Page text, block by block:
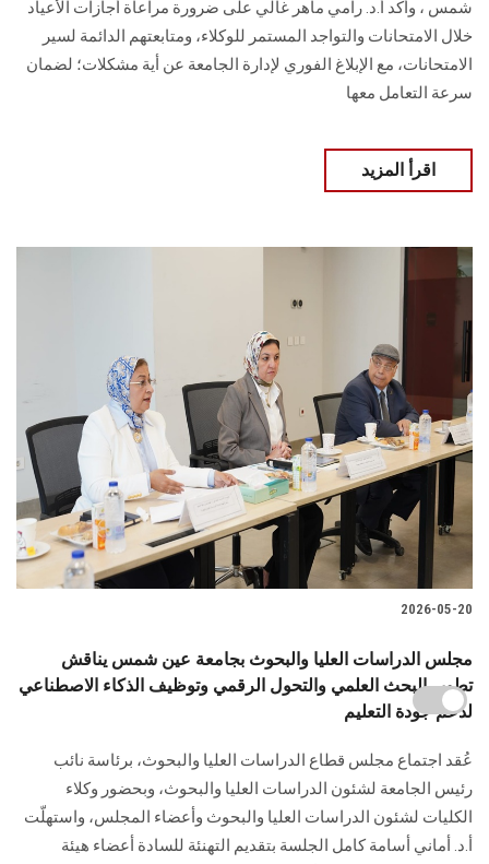
شمس ، وأكد أ.د. رامي ماهر غالي على ضرورة مراعاة أجازات الأعياد
خلال الامتحانات والتواجد المستمر للوكلاء، ومتابعتهم الدائمة لسير
الامتحانات، مع الإبلاغ الفوري لإدارة الجامعة عن أية مشكلات؛ لضمان
سرعة التعامل معها
اقرأ المزيد
2026-05-20
مجلس الدراسات العليا والبحوث بجامعة عين شمس يناقش
تطوير البحث العلمي والتحول الرقمي وتوظيف الذكاء الاصطناعي
لدعم جودة التعليم
عُقد اجتماع مجلس قطاع الدراسات العليا والبحوث، برئاسة نائب
رئيس الجامعة لشئون الدراسات العليا والبحوث، وبحضور وكلاء
الكليات لشئون الدراسات العليا والبحوث وأعضاء المجلس، واستهلّت
أ.د. أماني أسامة كامل الجلسة بتقديم التهنئة للسادة أعضاء هيئة